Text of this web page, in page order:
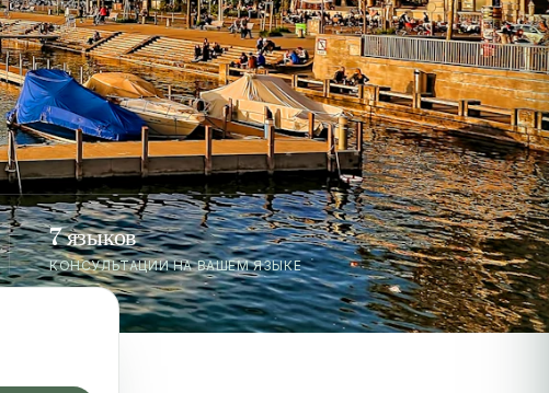
7 языков
КОНСУЛЬТАЦИИ НА ВАШЕМ ЯЗЫКЕ